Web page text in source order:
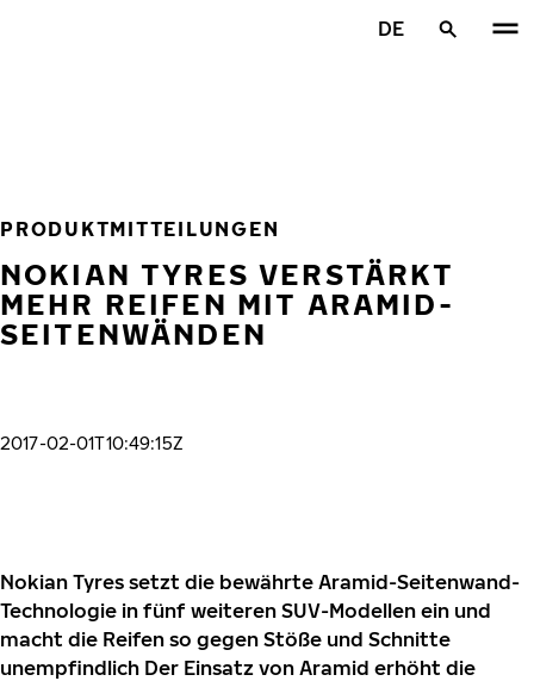
DE
PRODUKTMITTEILUNGEN
NOKIAN TYRES VERSTÄRKT
MEHR REIFEN MIT ARAMID-
SEITENWÄNDEN
2017-02-01T10:49:15Z
Nokian Tyres setzt die bewährte Aramid-Seitenwand-
Technologie in fünf weiteren SUV-Modellen ein und
macht die Reifen so gegen Stöße und Schnitte
unempfindlich Der Einsatz von Aramid erhöht die